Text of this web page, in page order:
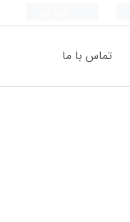
تماس با ما